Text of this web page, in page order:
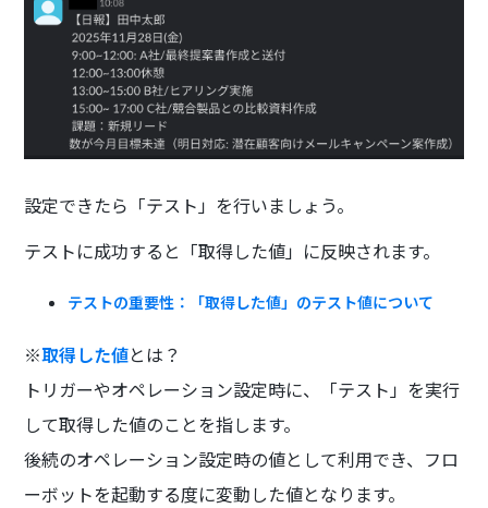
設定できたら「テスト」を行いましょう。
テストに成功すると「取得した値」に反映されます。
テストの重要性：「取得した値」のテスト値について
※取得した値とは？
トリガーやオペレーション設定時に、「テスト」を実行
して取得した値のことを指します。
後続のオペレーション設定時の値として利用でき、フロ
ーボットを起動する度に変動した値となります。